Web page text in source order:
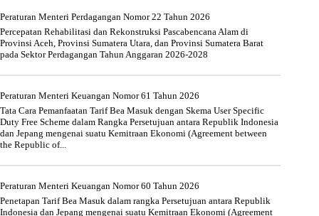
Peraturan Menteri Perdagangan Nomor 22 Tahun 2026
Percepatan Rehabilitasi dan Rekonstruksi Pascabencana Alam di
Provinsi Aceh, Provinsi Sumatera Utara, dan Provinsi Sumatera Barat
pada Sektor Perdagangan Tahun Anggaran 2026-2028
Peraturan Menteri Keuangan Nomor 61 Tahun 2026
Tata Cara Pemanfaatan Tarif Bea Masuk dengan Skema User Specific
Duty Free Scheme dalam Rangka Persetujuan antara Republik Indonesia
dan Jepang mengenai suatu Kemitraan Ekonomi (Agreement between
the Republic of...
Peraturan Menteri Keuangan Nomor 60 Tahun 2026
Penetapan Tarif Bea Masuk dalam rangka Persetujuan antara Republik
Indonesia dan Jepang mengenai suatu Kemitraan Ekonomi (Agreement